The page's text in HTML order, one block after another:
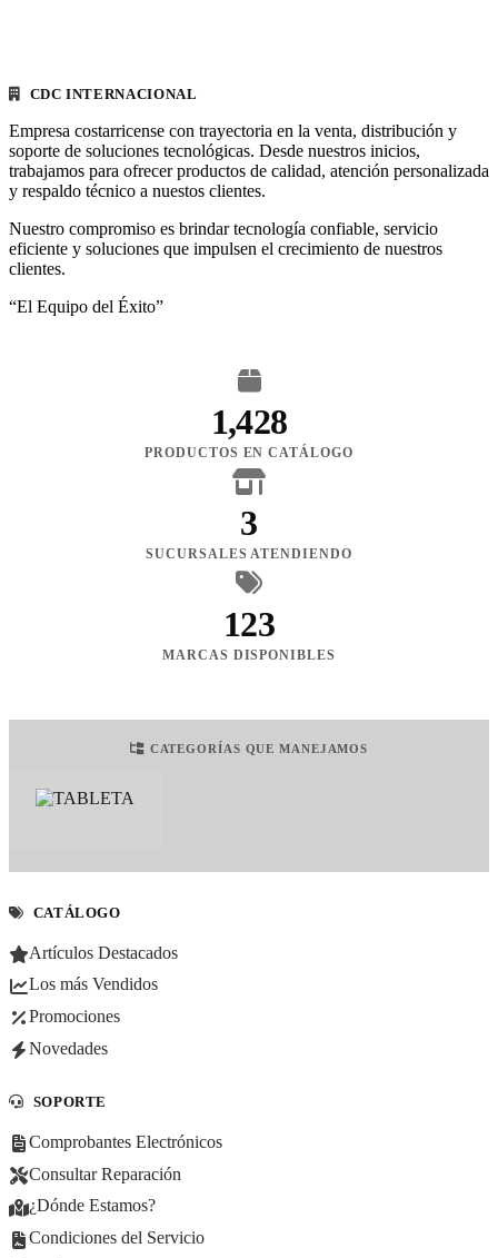
CDC INTERNACIONAL
Empresa costarricense con trayectoria en la venta, distribución y
soporte de soluciones tecnológicas. Desde nuestros inicios,
trabajamos para ofrecer productos de calidad, atención personalizada
y respaldo técnico a nuestos clientes.
Nuestro compromiso es brindar tecnología confiable, servicio
eficiente y soluciones que impulsen el crecimiento de nuestros
clientes.
“El Equipo del Éxito”
1,428
PRODUCTOS EN CATÁLOGO
3
SUCURSALES ATENDIENDO
123
MARCAS DISPONIBLES
CATEGORÍAS QUE MANEJAMOS
CATÁLOGO
Artículos Destacados
Los más Vendidos
Promociones
Novedades
SOPORTE
Comprobantes Electrónicos
Consultar Reparación
¿Dónde Estamos?
Condiciones del Servicio